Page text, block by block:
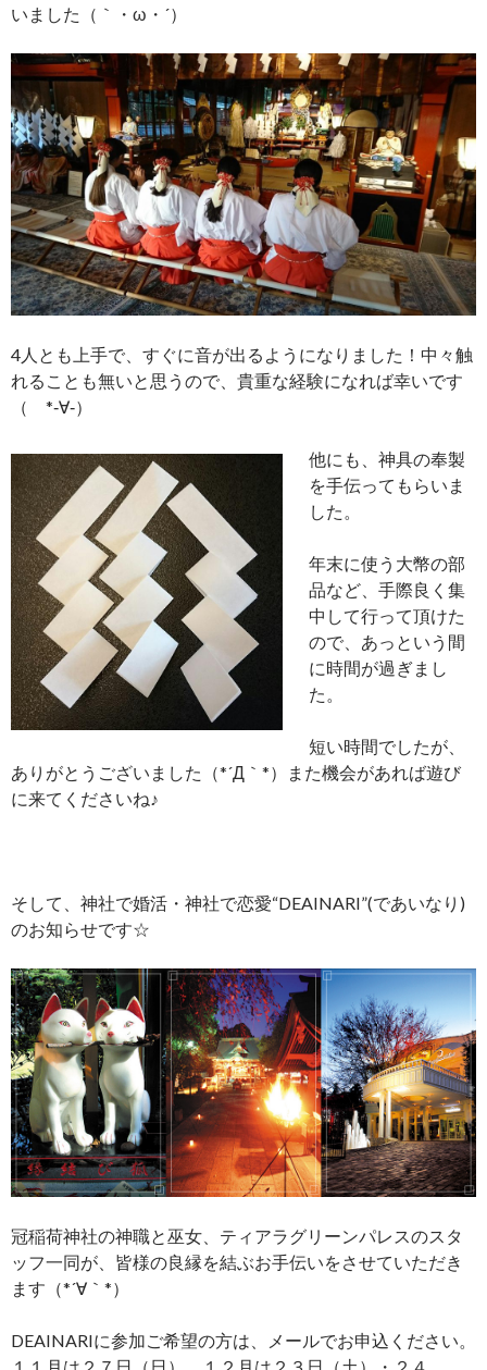
いました（｀・ω・´）
4人とも上手で、すぐに音が出るようになりました！中々触
れることも無いと思うので、貴重な経験になれば幸いです
（ *‐∀‐）
他にも、神具の奉製
を手伝ってもらいま
した。
年末に使う大幣の部
品など、手際良く集
中して行って頂けた
ので、あっという間
に時間が過ぎまし
た。
短い時間でしたが、
ありがとうございました（*´Д｀*）また機会があれば遊び
に来てくださいね♪
そして、神社で婚活・神社で恋愛“DEAINARI”(であいなり)
のお知らせです☆
冠稲荷神社の神職と巫女、ティアラグリーンパレスのスタ
ッフ一同が、皆様の良縁を結ぶお手伝いをさせていただき
ます（*´∀｀*）
DEAINARIに参加ご希望の方は、メールでお申込ください。
１１月は２７日（日）、１２月は２３日（土）・２４